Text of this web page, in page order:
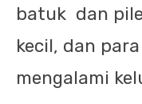
batuk dan
kecil, dan
mengalami